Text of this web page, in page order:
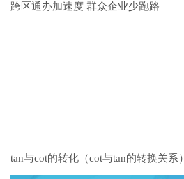
跨区通办加速度 群众企业少跑路
tan与cot的转化（cot与tan的转换关系）